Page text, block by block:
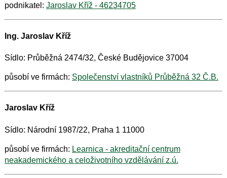
podnikatel: Jaroslav Kříž - 46234705
Ing. Jaroslav Kříž
Sídlo: Průběžná 2474/32, České Budějovice 37004
působí ve firmách: Společenství vlastníků Průběžná 32 Č.B.
Jaroslav Kříž
Sídlo: Národní 1987/22, Praha 1 11000
působí ve firmách: Learnica - akreditační centrum
neakademického a celoživotního vzdělávání z.ú.